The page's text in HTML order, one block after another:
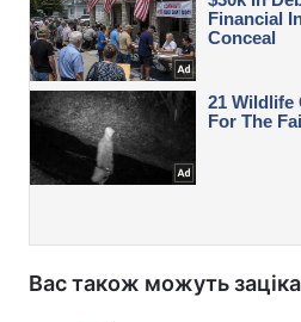
Вас також можуть